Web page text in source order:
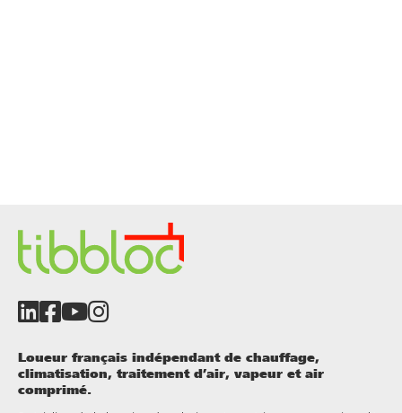
Loueur français indépendant de chauffage,
climatisation, traitement d’air, vapeur et air
comprimé.